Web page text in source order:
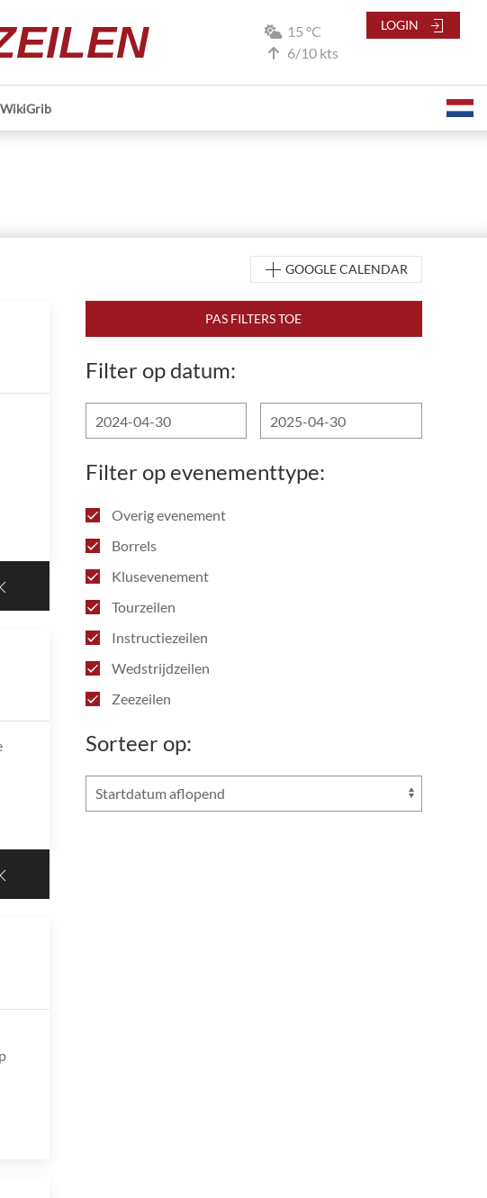
15 °C
6/10 kts
WikiGrib
LOGIN
GOOGLE CALENDAR
Filter op datum:
Filter op evenementtype:
Overig evenement
Borrels
Klusevenement
Tourzeilen
Instructiezeilen
Wedstrijdzeilen
Zeezeilen
Sorteer op: